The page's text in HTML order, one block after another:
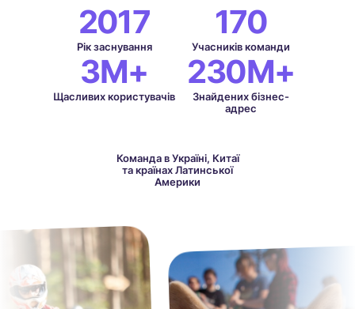
2017
Рік заснування
170
Учасників команди
3M+
Щасливих користувачів
230M+
Знайдених бізнес-
адрес
Команда в Україні, Китаї
та країнах Латинської
Америки